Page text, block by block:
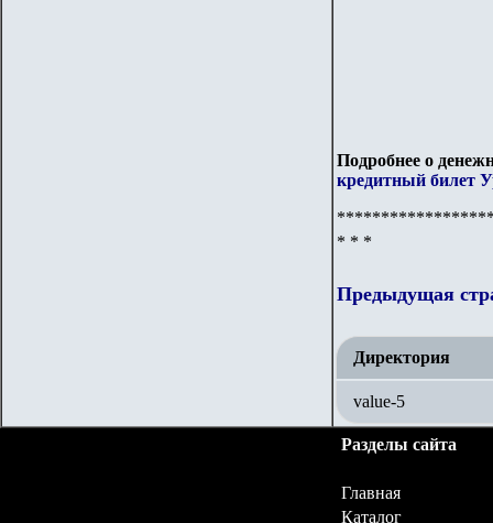
Подробнее о
кредитный билет
* * *
Предыдущая
Директория
value-5
Разделы сайта
Главная
Каталог